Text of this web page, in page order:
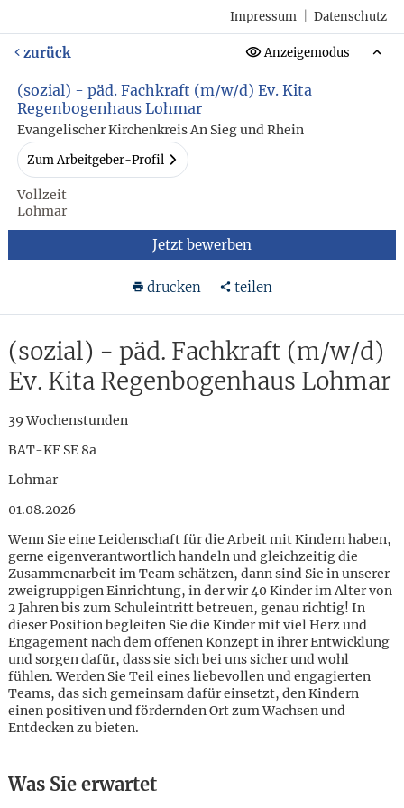
Impressum Datenschutz
zurück Anzeigemodus
(sozial) - päd. Fachkraft (m/w/d) Ev. Kita
Regenbogenhaus Lohmar
Evangelischer Kirchenkreis An Sieg und Rhein
Zum Arbeitgeber-Profil
Vollzeit
Lohmar
Jetzt bewerben
drucken teilen
(sozial) - päd. Fachkraft (m/w/d)
Ev. Kita Regenbogenhaus Lohmar
39 Wochenstunden
BAT-KF SE 8a
Lohmar
01.08.2026
Wenn Sie eine Leidenschaft für die Arbeit mit Kindern haben,
gerne eigenverantwortlich handeln und gleichzeitig die
Zusammenarbeit im Team schätzen, dann sind Sie in unserer
zweigruppigen Einrichtung, in der wir 40 Kinder im Alter von
2 Jahren bis zum Schuleintritt betreuen, genau richtig! In
dieser Position begleiten Sie die Kinder mit viel Herz und
Engagement nach dem offenen Konzept in ihrer Entwicklung
und sorgen dafür, dass sie sich bei uns sicher und wohl
fühlen. Werden Sie Teil eines liebevollen und engagierten
Teams, das sich gemeinsam dafür einsetzt, den Kindern
einen positiven und fördernden Ort zum Wachsen und
Entdecken zu bieten.
Was Sie erwartet